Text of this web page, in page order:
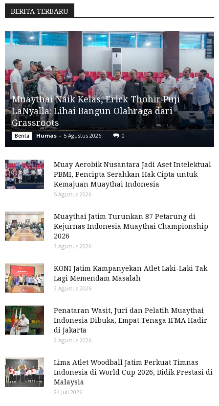
BERITA TERBARU
Muaythai Naik Kelas, Erick Thohir Puji
LaNyalla: Lihai Bangun Olahraga dari
Grassroots
Berita Humas - 5 Agustus 2026 0
Muay Aerobik Nusantara Jadi Aset Intelektual
PBMI, Pencipta Serahkan Hak Cipta untuk
Kemajuan Muaythai Indonesia
5 Agustus 2026
Muaythai Jatim Turunkan 87 Petarung di
Kejurnas Indonesia Muaythai Championship
2026
3 Agustus 2026
KONI Jatim Kampanyekan Atlet Laki-Laki Tak
Lagi Memendam Masalah
3 Agustus 2026
Penataran Wasit, Juri dan Pelatih Muaythai
Indonesia Dibuka, Empat Tenaga IFMA Hadir
di Jakarta
2 Agustus 2026
Lima Atlet Woodball Jatim Perkuat Timnas
Indonesia di World Cup 2026, Bidik Prestasi di
Malaysia
24 Juli 2026